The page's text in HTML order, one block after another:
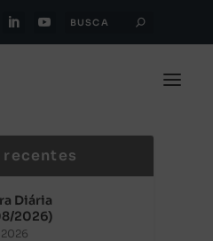
recentes
Diária
2026)